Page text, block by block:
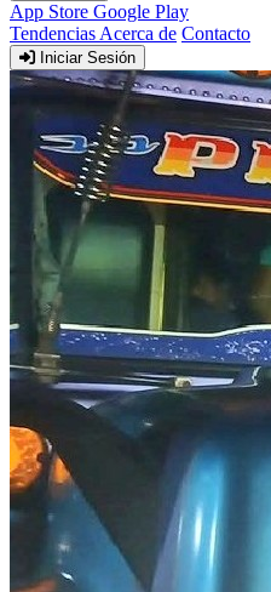
App Store Google Play
Tendencias Acerca de Contacto
Iniciar Sesión